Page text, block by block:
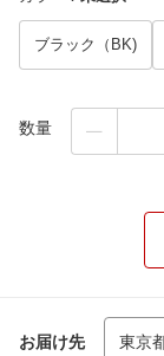
ブラック（BK)
数量
お届け先